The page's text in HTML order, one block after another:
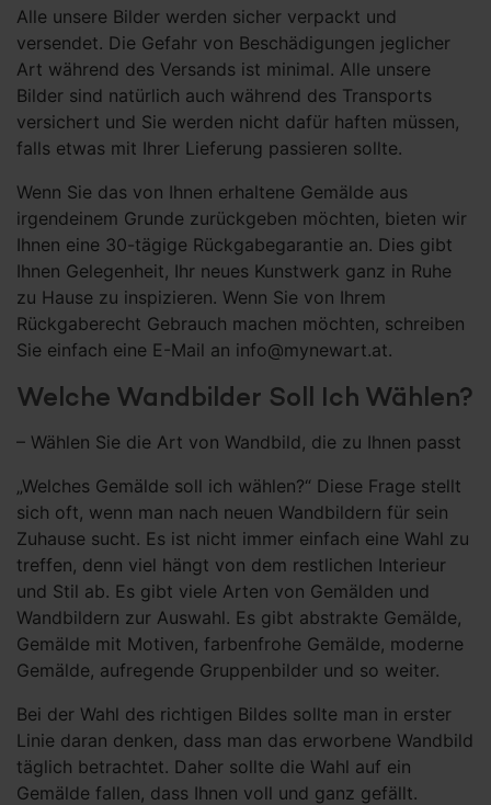
Alle unsere Bilder werden sicher verpackt und
versendet. Die Gefahr von Beschädigungen jeglicher
Art während des Versands ist minimal. Alle unsere
Bilder sind natürlich auch während des Transports
versichert und Sie werden nicht dafür haften müssen,
falls etwas mit Ihrer Lieferung passieren sollte.
Wenn Sie das von Ihnen erhaltene Gemälde aus
irgendeinem Grunde zurückgeben möchten, bieten wir
Ihnen eine 30-tägige Rückgabegarantie an. Dies gibt
Ihnen Gelegenheit, Ihr neues Kunstwerk ganz in Ruhe
zu Hause zu inspizieren. Wenn Sie von Ihrem
Rückgaberecht Gebrauch machen möchten, schreiben
Sie einfach eine E-Mail an info@mynewart.at.
Welche Wandbilder Soll Ich Wählen?
– Wählen Sie die Art von Wandbild, die zu Ihnen passt
„Welches Gemälde soll ich wählen?“ Diese Frage stellt
sich oft, wenn man nach neuen Wandbildern für sein
Zuhause sucht. Es ist nicht immer einfach eine Wahl zu
treffen, denn viel hängt von dem restlichen Interieur
und Stil ab. Es gibt viele Arten von Gemälden und
Wandbildern zur Auswahl. Es gibt abstrakte Gemälde,
Gemälde mit Motiven, farbenfrohe Gemälde, moderne
Gemälde, aufregende Gruppenbilder und so weiter.
Bei der Wahl des richtigen Bildes sollte man in erster
Linie daran denken, dass man das erworbene Wandbild
täglich betrachtet. Daher sollte die Wahl auf ein
Gemälde fallen, dass Ihnen voll und ganz gefällt.